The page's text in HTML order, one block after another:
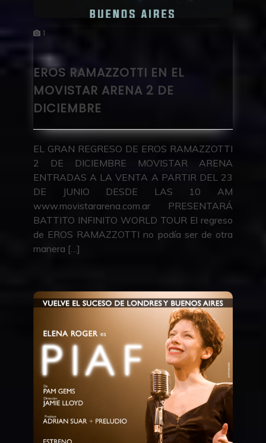
1
EROS RAMAZZOTTI EN EL
MOVISTAR ARENA 2 DE
DICIEMBRE
EL GRAN REGRESO DE EROS RAMAZZOTTI
2 DE DICIEMBRE MOVISTAR ARENA
ENTRADAS A LA VENTA A PARTIR DEL 23
DE JUNIO DESDE LAS 10 AM
www.movistararena.com.ar PRESENTARÁ
BATTITO INFINITO WORLD TOUR El regreso
de EROS RAMAZZOTTI no podía ser de otra
manera […]